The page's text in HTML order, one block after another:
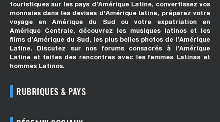
touristiques sur les pays d’Amérique Latine, convertissez vos
monnaies dans les devises d’Amérique latine, préparez votre
voyage en Amérique du Sud ou votre expatriation en
Amérique Centrale, découvrez les musiques latinos et les
films d’Amérique du Sud, les plus belles photos de l’Amérique
Latine. Discutez sur nos forums consacrés à l’Amérique
Latine et faites des rencontres avec les femmes Latinas et
hommes Latinos.
RUBRIQUES & PAYS